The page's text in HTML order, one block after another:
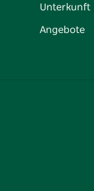
Unterkunft
Angebote